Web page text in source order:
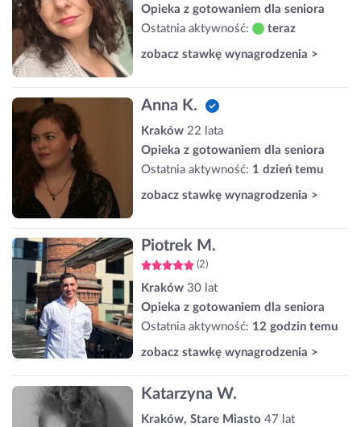
Opieka z gotowaniem dla seniora
Ostatnia aktywność:
teraz
zobacz stawkę wynagrodzenia >
Anna K.
Kraków 22 lata
Opieka z gotowaniem dla seniora
Ostatnia aktywność: 1 dzień temu
zobacz stawkę wynagrodzenia >
Piotrek M.
(2)
Kraków 30 lat
Opieka z gotowaniem dla seniora
Ostatnia aktywność: 12 godzin temu
zobacz stawkę wynagrodzenia >
Katarzyna W.
Kraków, Stare Miasto 47 lat